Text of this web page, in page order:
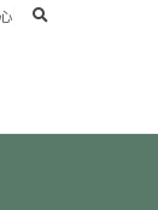
search